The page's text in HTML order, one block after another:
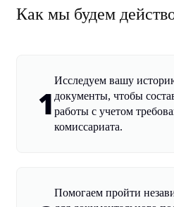
Как мы будем
1
Исследуем вашу
документы, чтобы
работы с учетом
комиссариата.
Помогаем пройти